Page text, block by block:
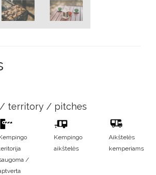
/ territory / pitches
/
Kempingo
aikštelės
Aikštelės
kemperiams